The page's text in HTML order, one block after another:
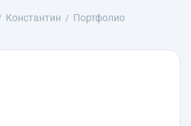
Константин
Портфолио